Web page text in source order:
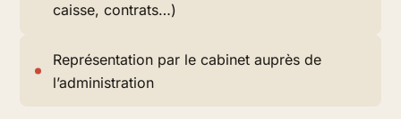
caisse, contrats…)
Représentation par le cabinet auprès de
l’administration